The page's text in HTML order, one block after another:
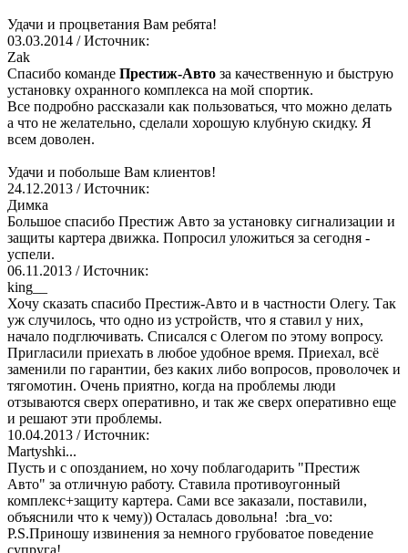
Удачи и процветания Вам ребята!
03.03.2014 / Источник:
Zak
Спасибо команде Престиж-Авто за качественную и быструю
установку охранного комплекса на мой спортик.
Все подробно рассказали как пользоваться, что можно делать
а что не желательно, сделали хорошую клубную скидку. Я
всем доволен.
Удачи и побольше Вам клиентов!
24.12.2013 / Источник:
Димка
Большое спасибо Престиж Авто за установку сигнализации и
защиты картера движка. Попросил уложиться за сегодня -
успели.
06.11.2013 / Источник:
king__
Хочу сказать спасибо Престиж-Авто и в частности Олегу. Так
уж случилось, что одно из устройств, что я ставил у них,
начало подглючивать. Списался с Олегом по этому вопросу.
Пригласили приехать в любое удобное время. Приехал, всё
заменили по гарантии, без каких либо вопросов, проволочек и
тягомотин. Очень приятно, когда на проблемы люди
отзываются сверх оперативно, и так же сверх оперативно еще
и решают эти проблемы.
10.04.2013 / Источник:
Martyshki...
Пусть и с опозданием, но хочу поблагодарить "Престиж
Авто" за отличную работу. Ставила противоугонный
комплекс+защиту картера. Сами все заказали, поставили,
объяснили что к чему)) Осталась довольна! :bra_vo:
P.S.Приношу извинения за немного грубоватое поведение
супруга!